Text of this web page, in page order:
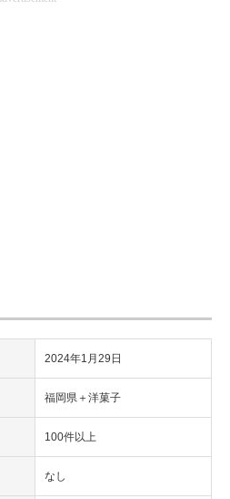
2024年1月29日
福岡県＋洋菓子
100件以上
なし